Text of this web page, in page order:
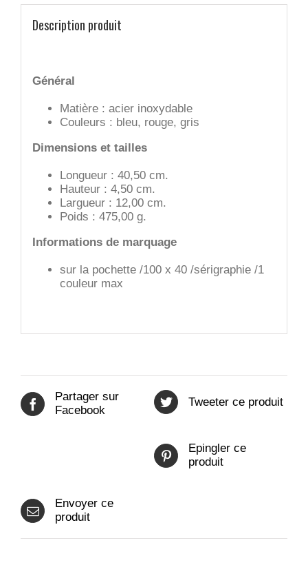
Description produit
Général
Matière : acier inoxydable
Couleurs : bleu, rouge, gris
Dimensions et tailles
Longueur : 40,50 cm.
Hauteur : 4,50 cm.
Largueur : 12,00 cm.
Poids : 475,00 g.
Informations de marquage
sur la pochette /100 x 40 /sérigraphie /1
couleur max
Partager sur
Facebook
Tweeter ce produit
Epingler ce
produit
Envoyer ce
produit